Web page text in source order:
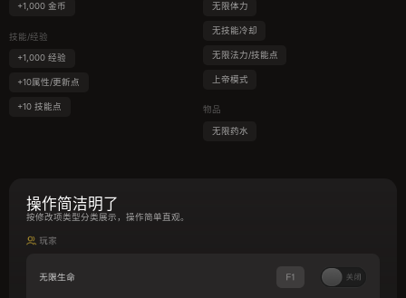
+1,000 金币
技能/经验
+1,000 经验
+10属性/更新点
+10 技能点
无限体力
无技能冷却
无限法力/技能点
上帝模式
物品
无限药水
操作简洁明了
按修改项类型分类展示，操作简单直观。